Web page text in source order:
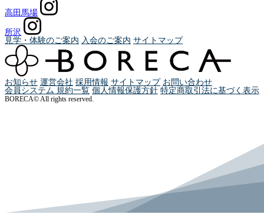
高田馬場
所沢
見学・体験のご案内 入会のご案内 サイトマップ
お知らせ 運営会社 採用情報 サイトマップ お問い合わせ
会員システム 規約一覧 個人情報保護方針 特定商取引法に基づく表示
BORECA© All rights reserved.